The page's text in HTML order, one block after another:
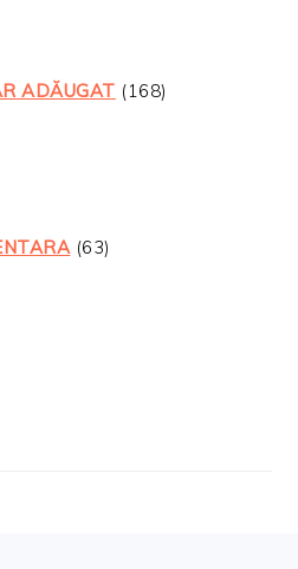
ADĂUGAT (168)
(63)